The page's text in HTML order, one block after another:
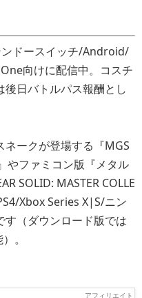
ンドースイッチ/Android/
向けに配信中。コスチ
日バトルパス報酬とし
ークが登場する『MGS
やファミコン版『メタル
SOLID: MASTER COLLE
Xbox Series X|S/ニン
す（ダウンロード版では
。